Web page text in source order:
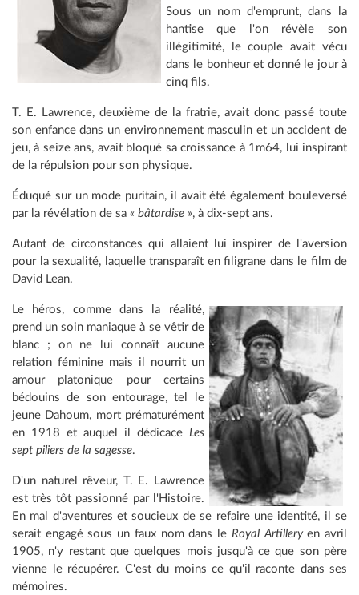
Sous un nom d'emprunt, dans la
hantise que l'on révèle son
illégitimité, le couple avait vécu
dans le bonheur et donné le jour à
cinq fils.
T. E. Lawrence, deuxième de la fratrie, avait donc passé toute
son enfance dans un environnement masculin et un accident de
jeu, à seize ans, avait bloqué sa croissance à 1m64, lui inspirant
de la répulsion pour son physique.
Éduqué sur un mode puritain, il avait été également bouleversé
par la révélation de sa « bâtardise », à dix-sept ans.
Autant de circonstances qui allaient lui inspirer de l'aversion
pour la sexualité, laquelle transparaît en filigrane dans le film de
David Lean.
Le héros, comme dans la réalité,
prend un soin maniaque à se vêtir de
blanc ; on ne lui connaît aucune
relation féminine mais il nourrit un
amour platonique pour certains
bédouins de son entourage, tel le
jeune Dahoum, mort prématurément
en 1918 et auquel il dédicace Les
sept piliers de la sagesse.
D'un naturel rêveur, T. E. Lawrence
est très tôt passionné par l'Histoire.
En mal d'aventures et soucieux de se refaire une identité, il se
serait engagé sous un faux nom dans le Royal Artilleryen avril
1905, n'y restant que quelques mois jusqu'à ce que son père
vienne le récupérer. C'est du moins ce qu'il raconte dans ses
mémoires.